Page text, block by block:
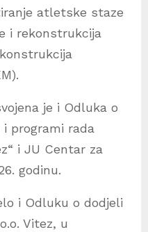
atletske staze
i rekonstrukcija
je i Odluka o
i programi rada
i JU Centar za
godinu.
i Odluku o dodjeli
Vitez, u